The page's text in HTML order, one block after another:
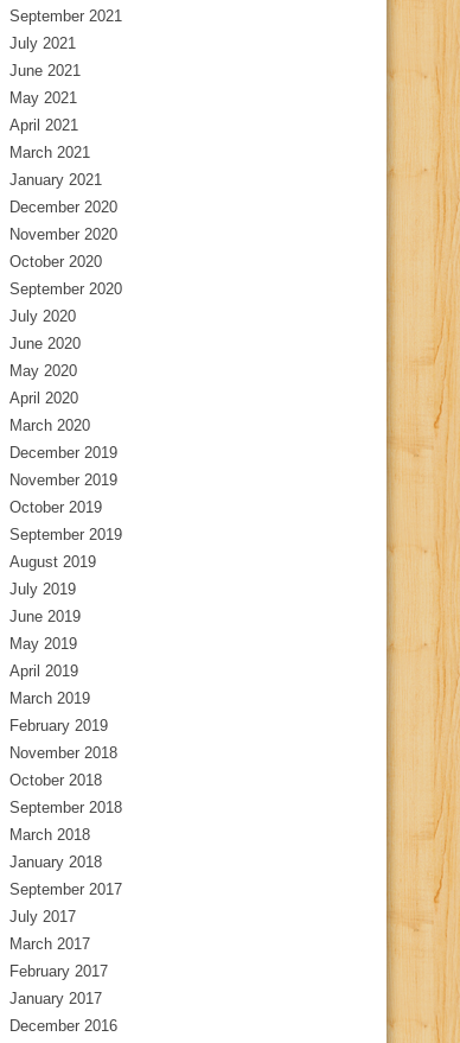
September 2021
July 2021
June 2021
May 2021
April 2021
March 2021
January 2021
December 2020
November 2020
October 2020
September 2020
July 2020
June 2020
May 2020
April 2020
March 2020
December 2019
November 2019
October 2019
September 2019
August 2019
July 2019
June 2019
May 2019
April 2019
March 2019
February 2019
November 2018
October 2018
September 2018
March 2018
January 2018
September 2017
July 2017
March 2017
February 2017
January 2017
December 2016